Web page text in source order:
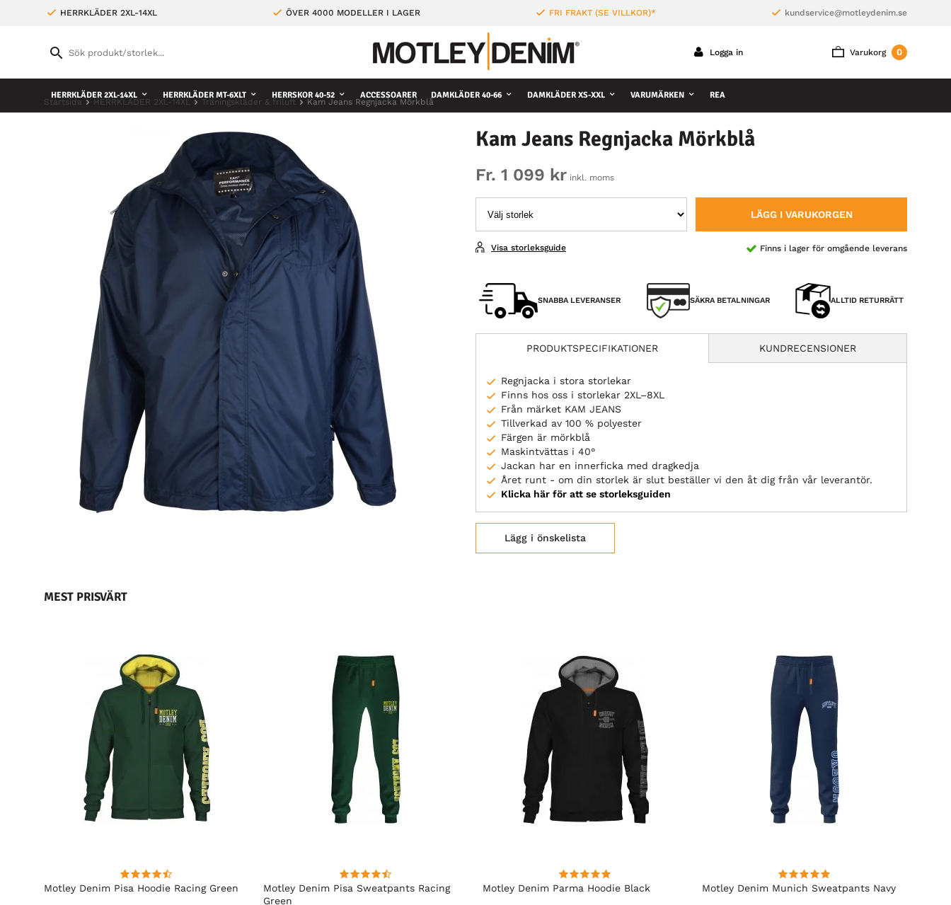
HERRKLÄDER 2XL-14XL ÖVER 4000 MODELLER I LAGER FRI FRAKT (SE VILLKOR)* kundservice@motleydenim.se
Varukorg 0
Logga in
HERRKLÄDER 2XL-14XL HERRKLÄDER MT-6XLT HERRSKOR 40-52 ACCESSOARER DAMKLÄDER 40-66 DAMKLÄDER XS-XXL VARUMÄRKEN REA
Startsida HERRKLÄDER 2XL-14XL Träningskläder & friluft Kam Jeans Regnjacka Mörkblå
Kam Jeans Regnjacka Mörkblå
Fr. 1 099 kr inkl. moms
LÄGG I VARUKORGEN
Finns i lager för omgående leverans
Visa storleksguide
SNABBA LEVERANSER SÄKRA BETALNINGAR ALLTID RETURRÄTT
PRODUKTSPECIFIKATIONER KUNDRECENSIONER
Regnjacka i stora storlekar
Finns hos oss i storlekar 2XL–8XL
Från märket KAM JEANS
Tillverkad av 100 % polyester
Färgen är mörkblå
Maskintvättas i 40°
Jackan har en innerficka med dragkedja
Året runt - om din storlek är slut beställer vi den åt dig från vår leverantör.
Klicka här för att se storleksguiden
Lägg i önskelista
MEST PRISVÄRT
Motley Denim Pisa Hoodie Racing Green
Motley Denim Pisa Sweatpants Racing
Green
Motley Denim Parma Hoodie Black Motley Denim Munich Sweatpants Navy